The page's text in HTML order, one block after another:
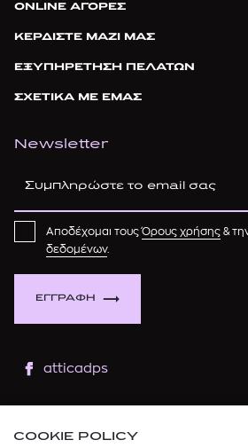
ONLINE ΑΓΟΡΕΣ
ΚΕΡΔΙΣΤΕ ΜΑΖΙ ΜΑΣ
ΕΞΥΠΗΡΕΤΗΣΗ ΠΕΛΑΤΩΝ
ΣΧΕΤΙΚΑ ΜΕ ΕΜΑΣ
Newsletter
ΕΓΓΡΑΦΗ
Αποδέχομαι τουςΌρους χρήσης &
δεδομένων.
atticadps
COOKIE POLICY